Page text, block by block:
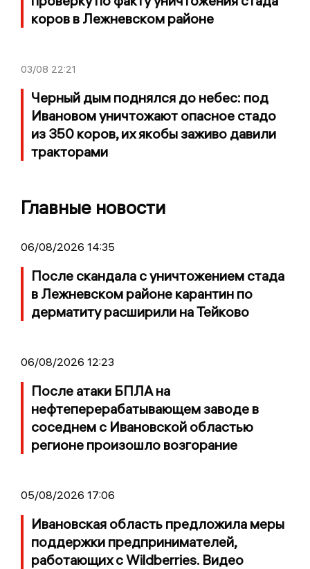
коров в Лежневском районе
03/08 22:21
Черный дым поднялся до небес: под
Ивановом уничтожают опасное стадо
из 350 коров, их якобы заживо давили
тракторами
Главные новости
06/08/2026 14:35
После скандала с уничтожением стада
в Лежневском районе карантин по
дерматиту расширили на Тейково
06/08/2026 12:23
После атаки БПЛА на
нефтеперерабатывающем заводе в
соседнем с Ивановской областью
регионе произошло возгорание
05/08/2026 17:06
Ивановская область предложила меры
поддержки предпринимателей,
работающих с Wildberries. Видео